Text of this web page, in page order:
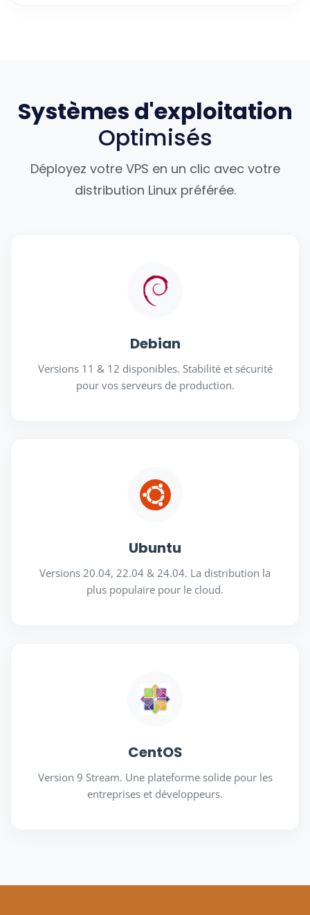
Systèmes d'exploitation
Optimisés
Déployez votre VPS en un clic avec votre
distribution Linux préférée.
Debian
Versions 11 & 12 disponibles. Stabilité et sécurité
pour vos serveurs de production.
Ubuntu
Versions 20.04, 22.04 & 24.04. La distribution la
plus populaire pour le cloud.
CentOS
Version 9 Stream. Une plateforme solide pour les
entreprises et développeurs.